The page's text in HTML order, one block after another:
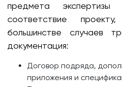
предмета экспертизы
соответствие
большинстве случаев
документация:
Договор подряда,
приложения и